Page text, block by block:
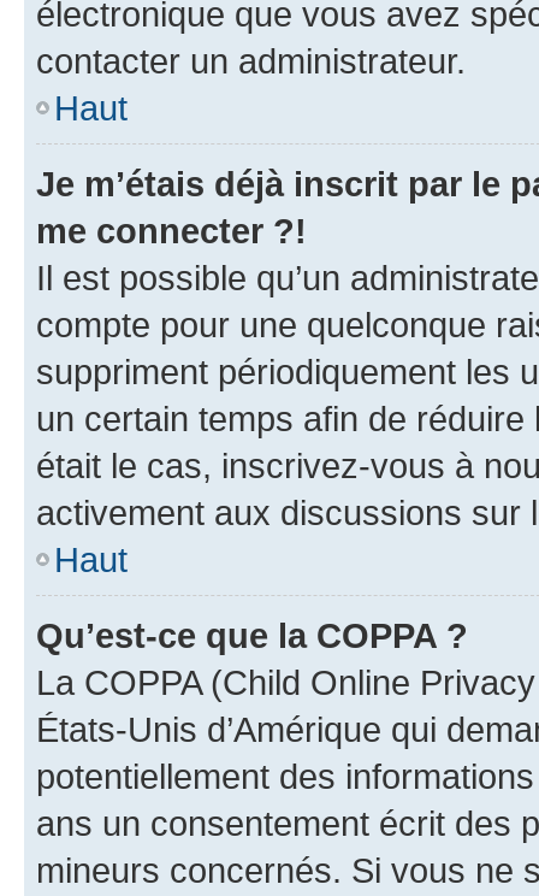
électronique que vous avez
contacter un administrateur.
Haut
Je m’étais déjà inscrit par le
me connecter ?!
Il est possible qu’un
compte pour une quelconque
suppriment périodiquement les
un certain temps afin de
était le cas, inscrivez-vous à
activement aux discussions sur
Haut
Qu’est-ce que la COPPA ?
La COPPA (Child Online
États-Unis d’Amérique qui
potentiellement des
ans un consentement écrit des
mineurs concernés. Si vous ne